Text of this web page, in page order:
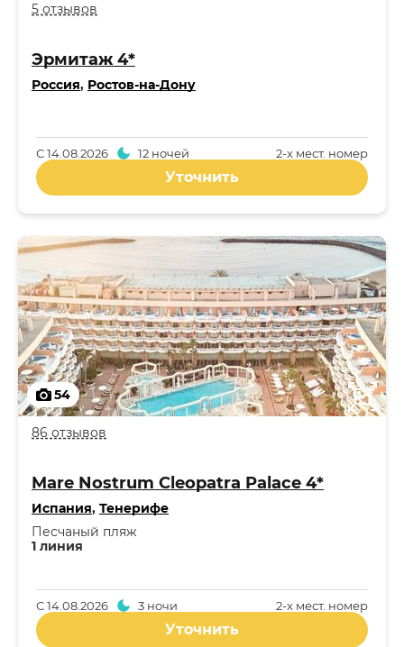
5 отзывов
Эрмитаж 4*
Россия, Ростов-на-Дону
2-x мест. номер
С14.08.2026 12 ночей
Уточнить
54
86 отзывов
Mare Nostrum Cleopatra Palace 4*
Испания, Тенерифе
1 линия
Песчаный пляж
2-x мест. номер
С14.08.2026 3 ночи
Уточнить